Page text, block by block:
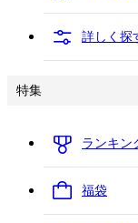
詳しく探
特集
ランキン
福袋